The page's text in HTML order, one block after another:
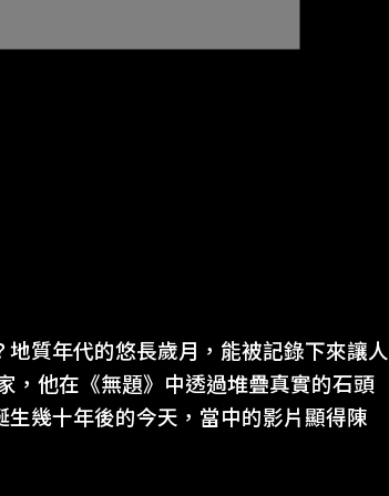
質年代的悠長歲月，能被記錄下來讓人
，他在《無題》中透過堆疊真實的石頭
幾十年後的今天，當中的影片顯得陳